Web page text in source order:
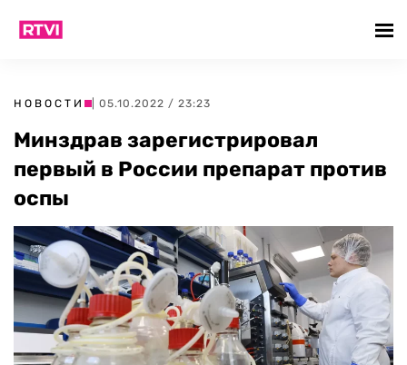
НОВОСТИ | 05.10.2022 / 23:23
Минздрав зарегистрировал
первый в России препарат против
оспы